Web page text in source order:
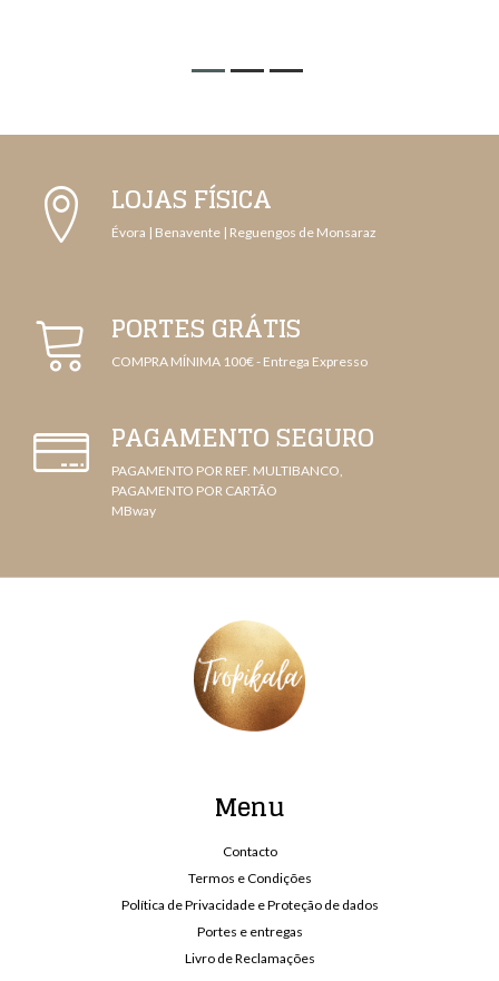
LOJAS FÍSICA
Évora | Benavente | Reguengos de Monsaraz
PORTES GRÁTIS
COMPRA MÍNIMA 100€ - Entrega Expresso
PAGAMENTO SEGURO
PAGAMENTO POR REF. MULTIBANCO,
PAGAMENTO POR CARTÃO
MBway
Menu
Contacto
Termos e Condições
Política de Privacidade e Proteção de dados
Portes e entregas
Livro de Reclamações